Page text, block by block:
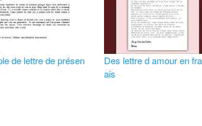
de lettre de présen
Des lettre d amour en
ais